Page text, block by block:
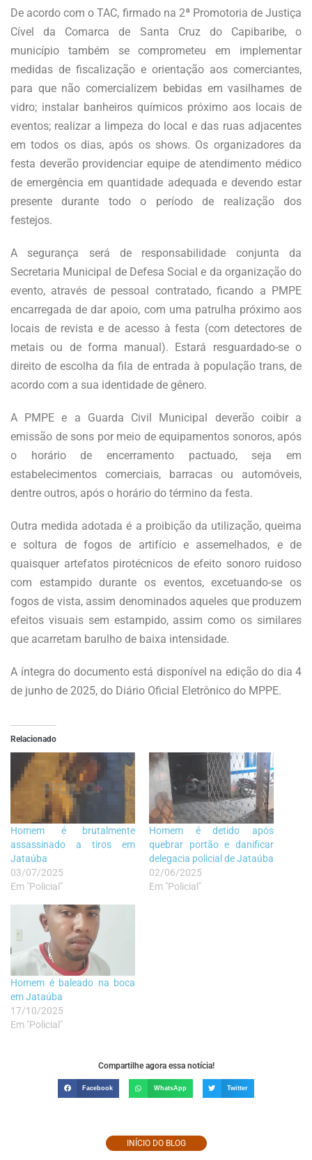
De acordo com o TAC, firmado na 2ª Promotoria de Justiça
Cível da Comarca de Santa Cruz do Capibaribe, o
município também se comprometeu em implementar
medidas de fiscalização e orientação aos comerciantes,
para que não comercializem bebidas em vasilhames de
vidro; instalar banheiros químicos próximo aos locais de
eventos; realizar a limpeza do local e das ruas adjacentes
em todos os dias, após os shows. Os organizadores da
festa deverão providenciar equipe de atendimento médico
de emergência em quantidade adequada e devendo estar
presente durante todo o período de realização dos
festejos.
A segurança será de responsabilidade conjunta da
Secretaria Municipal de Defesa Social e da organização do
evento, através de pessoal contratado, ficando a PMPE
encarregada de dar apoio, com uma patrulha próximo aos
locais de revista e de acesso à festa (com detectores de
metais ou de forma manual). Estará resguardado-se o
direito de escolha da fila de entrada à população trans, de
acordo com a sua identidade de gênero.
A PMPE e a Guarda Civil Municipal deverão coibir a
emissão de sons por meio de equipamentos sonoros, após
o horário de encerramento pactuado, seja em
estabelecimentos comerciais, barracas ou automóveis,
dentre outros, após o horário do término da festa.
Outra medida adotada é a proibição da utilização, queima
e soltura de fogos de artifício e assemelhados, e de
quaisquer artefatos pirotécnicos de efeito sonoro ruidoso
com estampido durante os eventos, excetuando-se os
fogos de vista, assim denominados aqueles que produzem
efeitos visuais sem estampido, assim como os similares
que acarretam barulho de baixa intensidade.
A íntegra do documento está disponível na edição do dia 4
de junho de 2025, do Diário Oficial Eletrônico do MPPE.
Relacionado
Homem é brutalmente
assassinado a tiros em
Jataúba
03/07/2025
Em "Policial"
Homem é detido após
quebrar portão e danificar
delegacia policial de Jataúba
02/06/2025
Em "Policial"
Homem é baleado na boca
em Jataúba
17/10/2025
Em "Policial"
Compartilhe agora essa notícia!
Facebook WhatsApp Twitter
INÍCIO DO BLOG